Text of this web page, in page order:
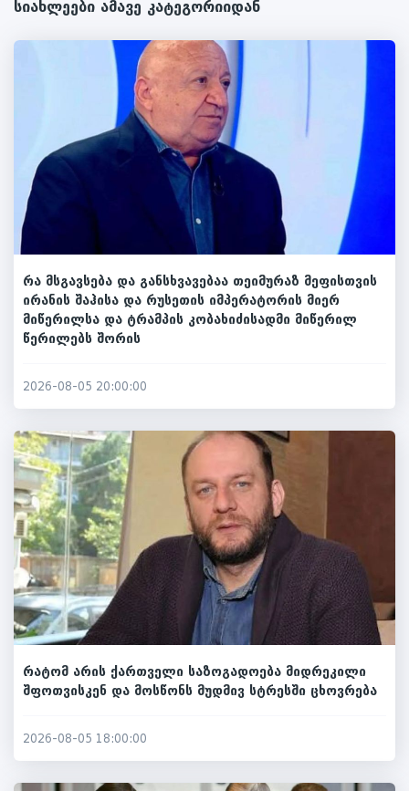
სიახლეები ამავე კატეგორიიდან
რა მსგავსება და განსხვავებაა თეიმურაზ მეფისთვის
ირანის შაჰისა და რუსეთის იმპერატორის მიერ
მიწერილსა და ტრამპის კობახიძისადმი მიწერილ
წერილებს შორის
2026-08-05 20:00:00
რატომ არის ქართველი საზოგადოება მიდრეკილი
შფოთვისკენ და მოსწონს მუდმივ სტრესში ცხოვრება
2026-08-05 18:00:00